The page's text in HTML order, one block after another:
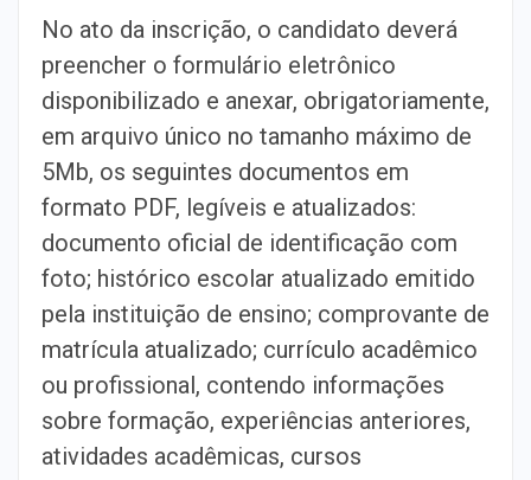
No ato da inscrição, o candidato deverá
preencher o formulário eletrônico
disponibilizado e anexar, obrigatoriamente,
em arquivo único no tamanho máximo de
5Mb, os seguintes documentos em
formato PDF, legíveis e atualizados:
documento oficial de identificação com
foto; histórico escolar atualizado emitido
pela instituição de ensino; comprovante de
matrícula atualizado; currículo acadêmico
ou profissional, contendo informações
sobre formação, experiências anteriores,
atividades acadêmicas, cursos